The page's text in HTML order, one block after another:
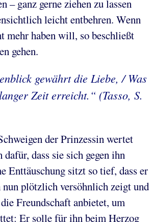
– ganz gerne ziehen zu lassen
leicht entbehren. Wenn
mehr haben will, so beschließt
gehen.
gewährt die Liebe, / Was
Zeit erreicht.“ (Tasso, S.
der Prinzessin wertet
dafür, dass sie sich gegen ihn
Enttäuschung sitzt so tief, dass er
plötzlich versöhnlich zeigt und
Freundschaft anbietet, um
Er solle für ihn beim Herzog